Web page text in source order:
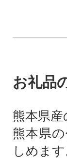
お礼品
熊本県
熊本県
しめます